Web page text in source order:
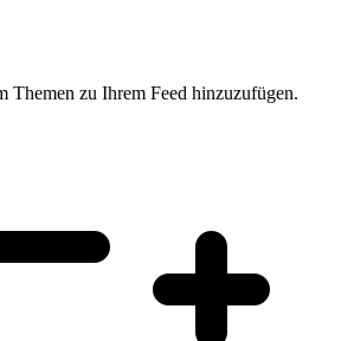
Themen zu Ihrem Feed hinzuzufügen.